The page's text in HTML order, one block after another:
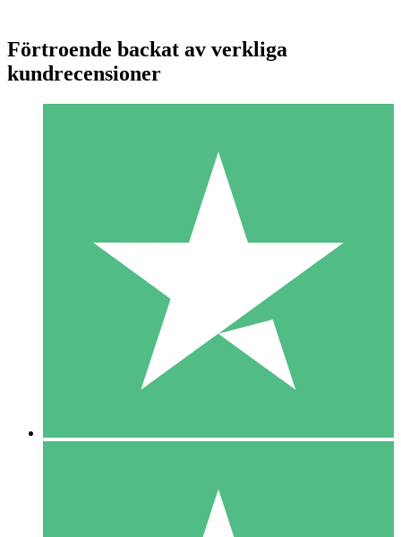
Individuella Kreditpaket
Betala per användning med nedladdningskrediter. Inget
1 Nedladdningar
10 00
10 Nedladdningar
20 00
Förtroende backat av verkliga
kundrecensioner